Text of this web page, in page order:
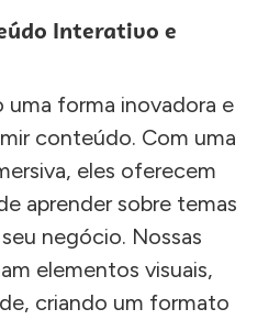
Interativo e
uma forma inovadora e
conteúdo. Com uma
eles oferecem
aprender sobre temas
negócio. Nossas
elementos visuais,
criando um formato